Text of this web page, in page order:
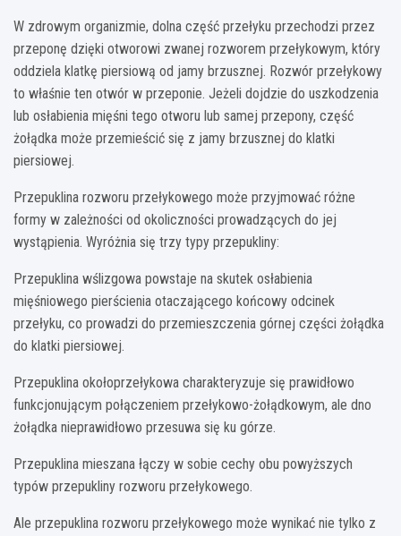
W zdrowym organizmie, dolna część przełyku przechodzi przez
przeponę dzięki otworowi zwanej rozworem przełykowym, który
oddziela klatkę piersiową od jamy brzusznej. Rozwór przełykowy
to właśnie ten otwór w przeponie. Jeżeli dojdzie do uszkodzenia
lub osłabienia mięśni tego otworu lub samej przepony, część
żołądka może przemieścić się z jamy brzusznej do klatki
piersiowej.
Przepuklina rozworu przełykowego może przyjmować różne
formy w zależności od okoliczności prowadzących do jej
wystąpienia. Wyróżnia się trzy typy przepukliny:
Przepuklina wślizgowa powstaje na skutek osłabienia
mięśniowego pierścienia otaczającego końcowy odcinek
przełyku, co prowadzi do przemieszczenia górnej części żołądka
do klatki piersiowej.
Przepuklina okołoprzełykowa charakteryzuje się prawidłowo
funkcjonującym połączeniem przełykowo-żołądkowym, ale dno
żołądka nieprawidłowo przesuwa się ku górze.
Przepuklina mieszana łączy w sobie cechy obu powyższych
typów przepukliny rozworu przełykowego.
Ale przepuklina rozworu przełykowego może wynikać nie tylko z